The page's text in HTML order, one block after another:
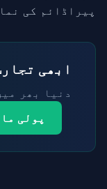
پیراڈائم کی
ابھی
دنیا بھر
پولی